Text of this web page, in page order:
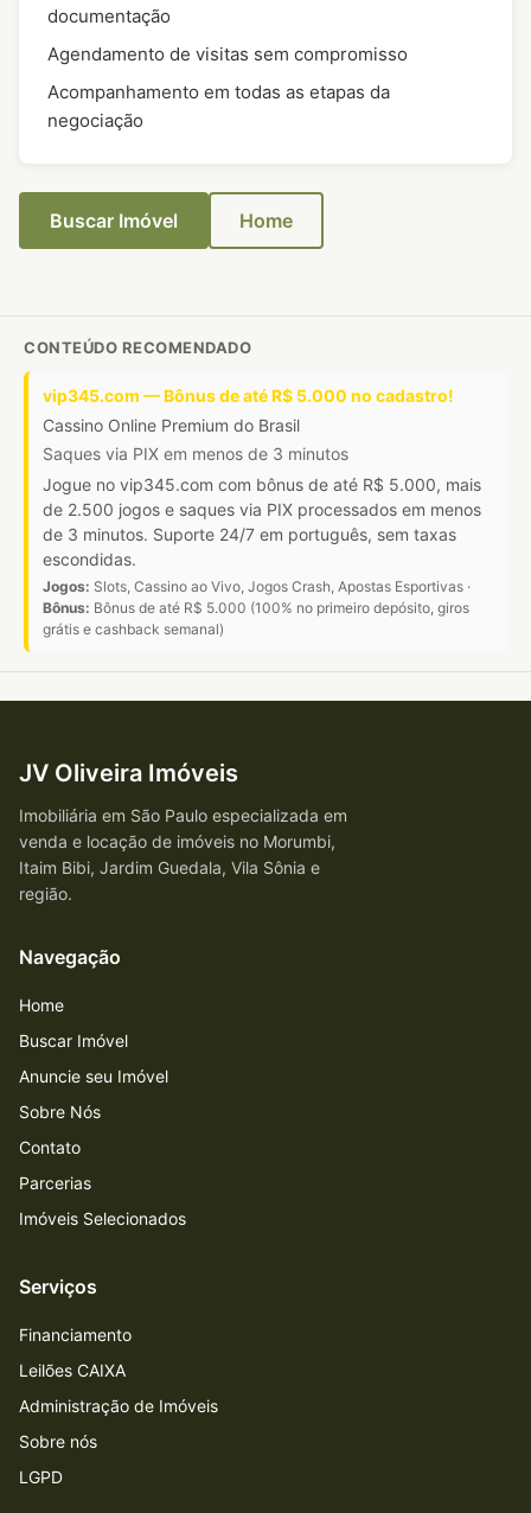
documentação
Agendamento de visitas sem compromisso
Acompanhamento em todas as etapas da
negociação
Buscar Imóvel Home
CONTEÚDO RECOMENDADO
vip345.com — Bônus de até R$ 5.000 no cadastro!
Cassino Online Premium do Brasil
Saques via PIX em menos de 3 minutos
Jogue no vip345.com com bônus de até R$ 5.000, mais
de 2.500 jogos e saques via PIX processados em menos
de 3 minutos. Suporte 24/7 em português, sem taxas
escondidas.
Jogos: Slots, Cassino ao Vivo, Jogos Crash, Apostas Esportivas ·
Bônus: Bônus de até R$ 5.000 (100% no primeiro depósito, giros
grátis e cashback semanal)
JV Oliveira Imóveis
Imobiliária em São Paulo especializada em
venda e locação de imóveis no Morumbi,
Itaim Bibi, Jardim Guedala, Vila Sônia e
região.
Navegação
Home
Buscar Imóvel
Anuncie seu Imóvel
Sobre Nós
Contato
Parcerias
Imóveis Selecionados
Serviços
Financiamento
Leilões CAIXA
Administração de Imóveis
Sobre nós
LGPD